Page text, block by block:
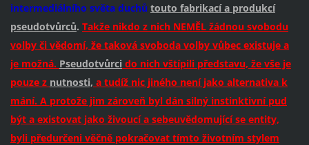
intermediálního světa duchů touto fabrikací a produkcí
pseudotvůrců. Takže nikdo z nich NEMĚL žádnou svobodu
volby či vědomí, že taková svoboda volby vůbec existuje a
je možná. Pseudotvůrci do nich vštípili představu, že vše je
pouze z nutnosti, a tudíž nic jiného není jako alternativa k
mání. A protože jim zároveň byl dán silný instinktivní pud
být a existovat jako živoucí a sebeuvědomující se entity,
byli předurčeni věčně pokračovat tímto životním stylem